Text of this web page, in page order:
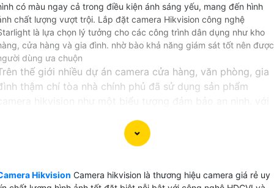
có màu ngay cả trong điều kiện ánh sáng yếu, mang đến hình
chất lượng vượt trội. Lắp đặt camera Hikvision công nghệ
là lựa chọn lý tưởng cho các công trình dân dụng như kho
cửa hàng và gia đình. nhờ bào khả năng giám sát tốt nên được
dùng ưa chuộn
thế giới nhiều dự án camera cửa hàng, văn phòng, gia
thậm chí tòa nhà chính phủ đã sử dụng sản phẩm
bị giúp hệ thống camera bảo mật hơn an toàn hơn.
hãng camera hikvision nhưng có nhiều nhà phân phối
sản phẩm camera này trong đó An Thành Phát là đơn
Hikvision Camera hikvision là thương hiệu camera giá rẻ uy